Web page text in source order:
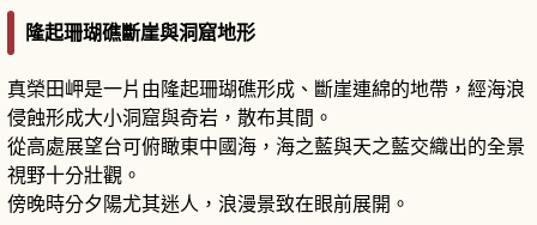
隆起珊瑚礁斷崖與洞窟地形
真榮田岬是一片由隆起珊瑚礁形成、斷崖連綿的地帶，經海浪
侵蝕形成大小洞窟與奇岩，散布其間。
從高處展望台可俯瞰東中國海，海之藍與天之藍交織出的全景
視野十分壯觀。
傍晚時分夕陽尤其迷人，浪漫景致在眼前展開。